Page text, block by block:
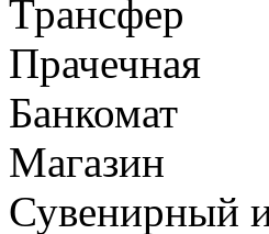
Трансфер
Прачечная
Банкомат
Магазин
Сувенирный